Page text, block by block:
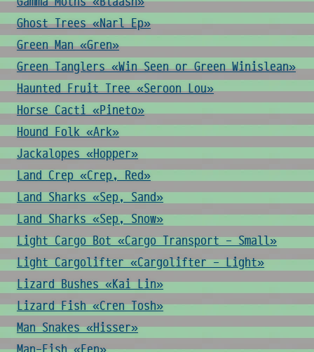
Ghost Trees «Narl Ep»
Green Man «Gren»
Green Tanglers «Win Seen or Green Winislean»
Haunted Fruit Tree «Seroon Lou»
Horse Cacti «Pineto»
Hound Folk «Ark»
Jackalopes «Hopper»
Land Crep «Crep, Red»
Land Sharks «Sep, Sand»
Land Sharks «Sep, Snow»
Light Cargo Bot «Cargo Transport - Small»
Light Cargolifter «Cargolifter - Light»
Lizard Bushes «Kai Lin»
Lizard Fish «Cren Tosh»
Man Snakes «Hisser»
Man-Fish «Fen»